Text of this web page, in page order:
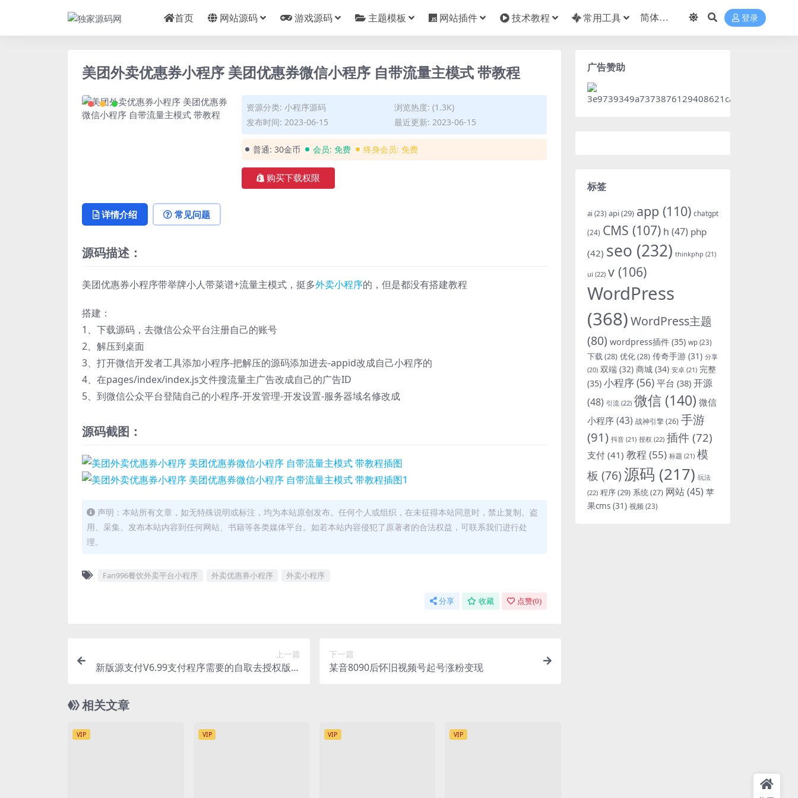
首页 网站源码 游戏源码 主题模板 网站插件 技术教程 常用工具 登录
美团外卖优惠券小程序 美团优惠券微信小程序 自带流量主模式 带教程
资源分类: 小程序源码
浏览热度: (1.3K)
发布时间: 2023-06-15
最近更新: 2023-06-15
普通: 30金币 会员: 免费 终身会员: 免费
购买下载权限
详情介绍 常见问题
源码描述：
美团优惠券小程序带举牌小人带菜谱+流量主模式，挺多外卖小程序的，但是都没有搭建教程
搭建：
1、下载源码，去微信公众平台注册自己的账号
2、解压到桌面
3、打开微信开发者工具添加小程序-把解压的源码添加进去-appid改成自己小程序的
4、在pages/index/index.js文件搜流量主广告改成自己的广告ID
5、到微信公众平台登陆自己的小程序-开发管理-开发设置-服务器域名修改成
源码截图：
声明：本站所有文章，如无特殊说明或标注，均为本站原创发布。任何个人或组织，在未征得本站同意时，禁止复制、盗
用、采集、发布本站内容到任何网站、书籍等各类媒体平台。如若本站内容侵犯了原著者的合法权益，可联系我们进行处
理。
Fan996餐饮外卖平台小程序 外卖优惠券小程序 外卖小程序
分享 收藏 点赞(0)
上一篇
新版源支付V6.99支付程序需要的自取去授权版支
下一篇
某音8090后怀旧视频号起号涨粉变现
相关文章
VIP VIP VIP VIP
广告赞助
标签
ai (23) api(29) app (110) chatgpt
(24) CMS (107) h (47) php
(42) seo (232) thinkphp (21)
ui (22) v (106)
WordPress
(368)WordPress主题
(80) wordpress插件 (35) wp (23)
下载(28) 优化(28) 传奇手游 (31) 分享
(20) 双端 (32) 商城 (34) 安卓 (21) 完整
(35) 小程序(56) 平台 (38) 开源
(48) 引流 (22) 微信 (140) 微信
小程序(43) 战神引擎(26) 手游
(91) 抖音 (21) 授权 (22) 插件 (72)
支付 (41) 教程 (55) 标题 (21) 模
板 (76)源码 (217) 玩法
(22) 程序(29) 系统(27) 网站(45) 苹
果cms (31) 视频 (23)